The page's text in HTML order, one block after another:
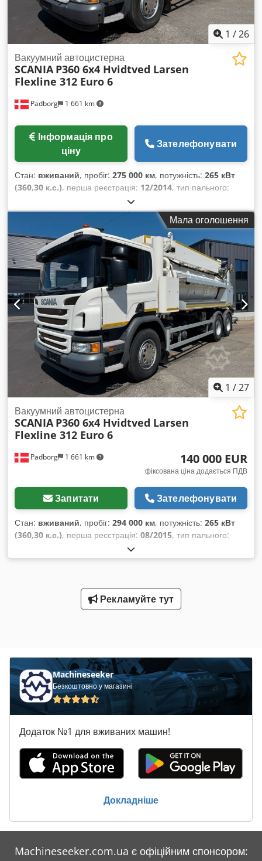
1 /26
Padborg 1 661 km
Вакуумний автоцистерна
SCANIA P360 6x4 Hvidtved Larsen
Flexline 312 Euro 6
ціну
Зателефонувати
Стан: вживаний, пробіг: 275 000 км, потужність: 265 кВт
(360,30 к.с.), перша реєстрація: 12/2014, тип пального:
26 000 кг
колір:білий, тип передачі:механічний, клас викидів:Євро
, Рік виготовлення:2014 , Обладнання: ABS, кондиціонер,
Мала оголошення
1 /27
Padborg 1 661 km
Вакуумний автоцистерна
SCANIA P360 6x4 Hvidtved Larsen
Flexline 312 Euro 6
140 000 EUR
фіксована ціна додається ПДВ
Запитати Зателефонувати
Стан: вживаний, пробіг: 294 000 км, потужність: 265 кВт
(360,30 к.с.), перша реєстрація: 08/2015, тип пального:
26 000 кг
тип передачі:механічний, клас викидів:Євро 6,
Рекламуйте тут
Machineseeker
Безкоштовно у магазині
Додаток №1 для вживаних машин!
Докладніше
Machineseeker.com.ua є офіційним спонсором: